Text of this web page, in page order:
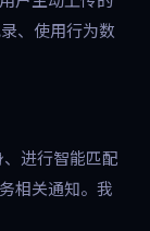
、使用行为数
进行智能匹配
相关通知。我